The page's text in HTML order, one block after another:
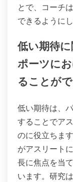
とで、コーチ
できるようにし
低い期待
ポーツに
ることが
低い期待は、
することでア
のに役立ちま
がアスリート
長に焦点を当
います。研究